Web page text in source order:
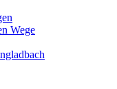
Wege